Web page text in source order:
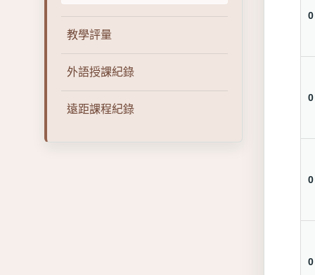
教學評量
外語授課紀錄
遠距課程紀錄